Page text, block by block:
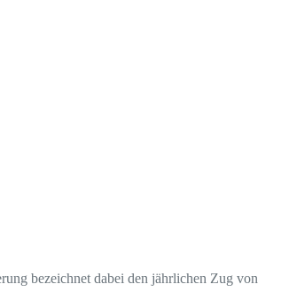
bezeichnet dabei den jährlichen Zug von